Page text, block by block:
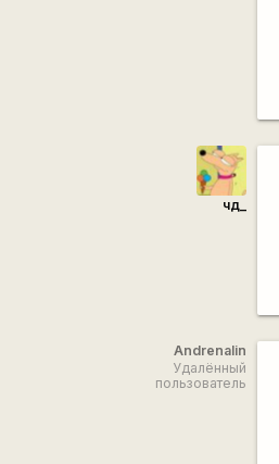
чд_
Andrenalin
Удалённый
пользователь